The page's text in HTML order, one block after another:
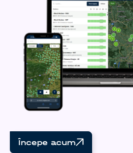
Începe acum